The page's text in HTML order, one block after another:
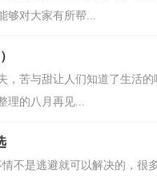
够对大家有所帮...
苦与甜让人们知道了生活
理的八月再见...
不是逃避就可以解决的，很